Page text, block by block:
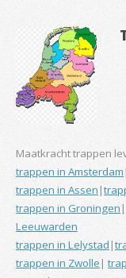
Maatkracht trappen
trappen in Amsterdam
trappen in Assen|
trappen in Groningen|
Leeuwarden
trappen in Lelystad |
trappen in Zwolle|